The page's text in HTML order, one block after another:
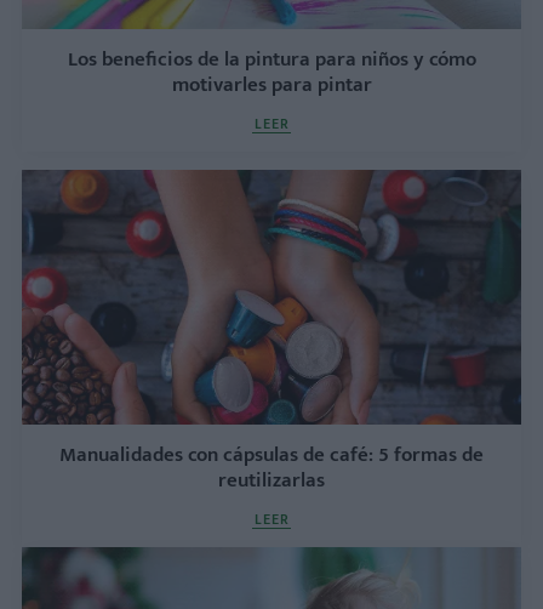
Los beneficios de la pintura para niños y cómo
motivarles para pintar
LEER
Manualidades con cápsulas de café: 5 formas de
reutilizarlas
LEER